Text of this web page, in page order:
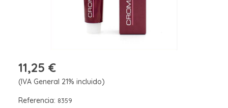
11,25 €
(IVA General 21% incluido)
Referencia: 8359